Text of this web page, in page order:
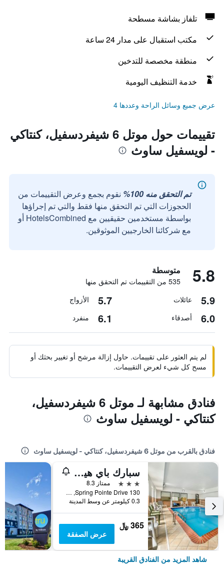
تلفاز بشاشة مسطحة
مكتب استقبال على مدار 24 ساعة
منطقة مخصصة للتدخين
خدمة التنظيف اليومية
عرض جميع وسائل الراحة وعددها 4
تقييمات حول موتل 6 شيفردسفيل، كنتاكي
- لويسفيل ساوث
تم التحقق منه 100%
نقوم بجمع وعرض التقييمات من
الحجوزات التي تم التحقق منها فقط والتي تم إجراؤها
بواسطة مستخدمين حقيقيين مع HotelsCombined أو
مع شركائنا الخارجيين الموثوقين.
5.8 متوسطة
535 من التقييمات تم التحقق منها
5.9 عائلات 5.7 الأزواج
6.0 أصدقاء 6.1 منفرد
لم يتم العثور على تقييمات. حاول إزالة مرشح أو تغيير بحثك أو
مسح كل شيء لعرض التقييمات.
فنادق مشابهة لـ موتل 6 شيفردسفيل،
كنتاكي - لويسفيل ساوث
فنادق بالقرب من موتل 6 شيفردسفيل، كنتاكي - لويسفيل ساوث
سبارك باي هيلتون شيفردسفيل لويفيل ساوث
3 نجوم
ممتاز 8.3
130 Spring Pointe Drive, شيبفيردسفيل, KY, الولايات المتحدة الأميريكية
0.3 كيلومتر عن وسط المدينة
365 ﷼
عرض الصفقة
شاهد المزيد من الفنادق القريبة